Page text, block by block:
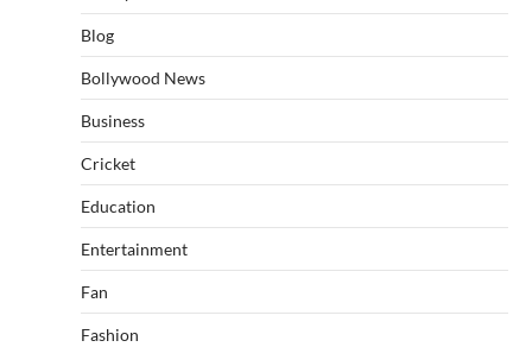
Blog
Bollywood News
Business
Cricket
Education
Entertainment
Fan
Fashion